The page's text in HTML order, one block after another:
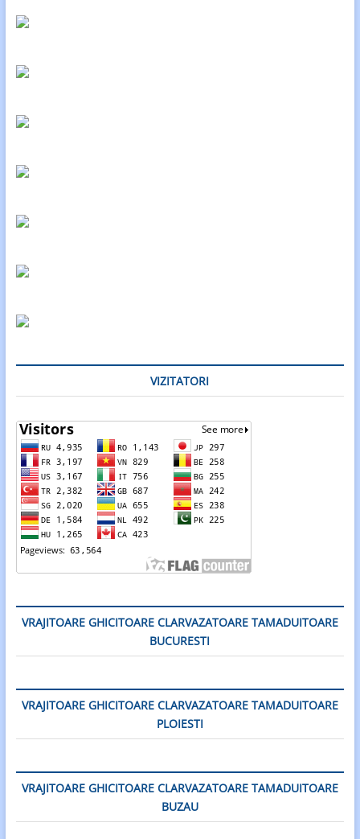
VIZITATORI
VRAJITOARE GHICITOARE CLARVAZATOARE TAMADUITOARE
BUCURESTI
VRAJITOARE GHICITOARE CLARVAZATOARE TAMADUITOARE
PLOIESTI
VRAJITOARE GHICITOARE CLARVAZATOARE TAMADUITOARE
BUZAU